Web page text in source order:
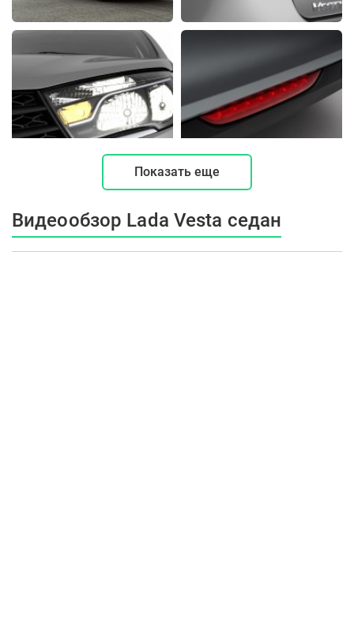
Показать еще
Видеообзор Lada Vesta седан